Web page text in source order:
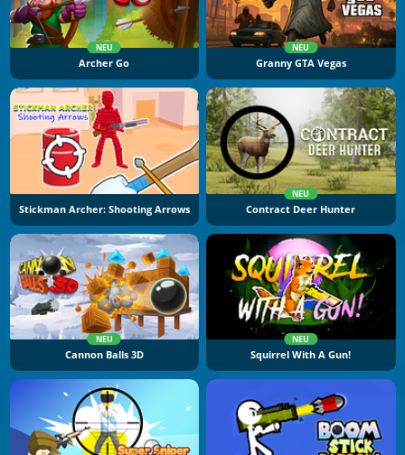
NEU
Archer Go
NEU
Granny GTA Vegas
Stickman Archer: Shooting Arrows
NEU
Contract Deer Hunter
NEU
Cannon Balls 3D
NEU
Squirrel With A Gun!